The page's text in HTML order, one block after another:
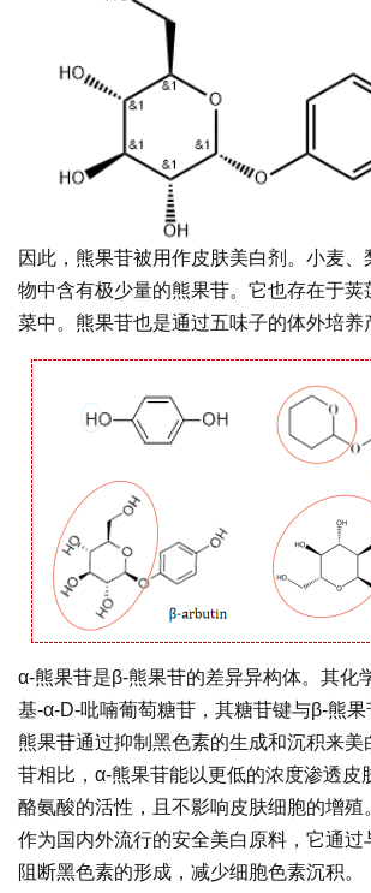
因此，熊果苷被用作皮肤美白剂。小麦、
物中含有极少量的熊果苷。它也存在于荚
菜中。熊果苷也是通过五味子的体外培养
α-熊果苷是β-熊果苷的差异异构体。其化
基-α-D-吡喃葡萄糖苷，其糖苷键与β-熊果
熊果苷通过抑制黑色素的生成和沉积来美
苷相比，α-熊果苷能以更低的浓度渗透皮
酪氨酸的活性，且不影响皮肤细胞的增殖
作为国内外流行的安全美白原料，它通过
阻断黑色素的形成，减少细胞色素沉积。